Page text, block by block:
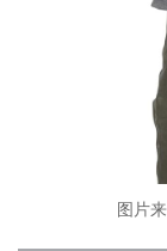
图片